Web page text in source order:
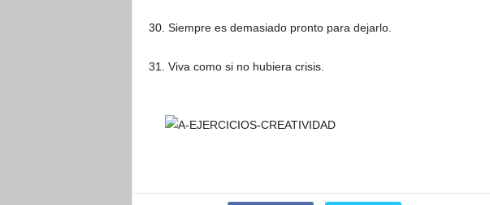
30. Siempre es demasiado pronto para dejarlo.
31. Viva como si no hubiera crisis.